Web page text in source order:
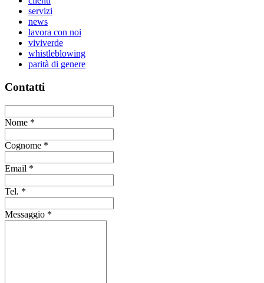
servizi
news
lavora con noi
viviverde
whistleblowing
parità di genere
Contatti
Nome *
Cognome *
Email *
Tel. *
Messaggio *